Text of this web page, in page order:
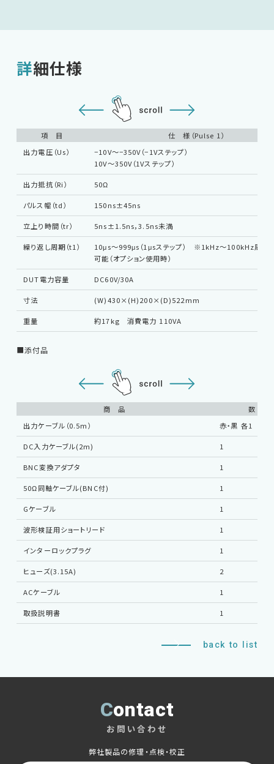
EMC試験器
RF関連製品・試験システム
EMCソリューションセンター
修理・校正
サポートデスク
HOME
ニュース 会社概要
詳細仕様
項 目
仕 様（Pulse 1）
出力電圧（Us）
−10V〜−350V（−1Vステップ）
10V〜350V（1Vステップ）
出力抵抗（Ri） 50Ω
パルス幅（td） 150ns±45ns
立上り時間（tr） 5ns±1.5ns，3.5ns未満
繰り返し周期（t1）
10μs〜999μs（1μsステップ） ※1kHz〜100kHz周波
可能（オプション使用時）
DUT電力容量 DC60V/30A
寸法 (W)430×(H)200×(D)522mm
重量 約17kg 消費電力 110VA
■添付品
商 品
数 量
出力ケーブル（0.5m）
赤・黒 各1
DC入力ケーブル(2m) 1
BNC変換アダプタ 1
50Ω同軸ケーブル(BNC付) 1
Gケーブル 1
波形検証用ショートリード 1
インターロックプラグ 1
ヒューズ(3.15A) 2
ACケーブル 1
取扱説明書 1
back to list
Contact
お問い合わせ
弊社製品の修理・点検・校正